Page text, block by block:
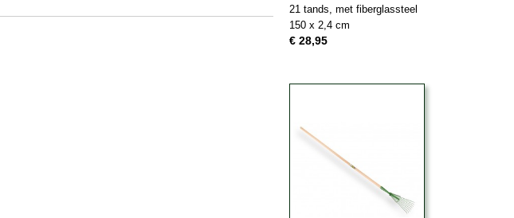
21 tands, met fiberglassteel
150 x 2,4 cm
€ 28,95